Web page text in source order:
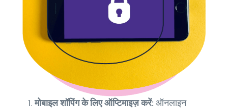
मोबाइल शॉपिंग के लिए ऑप्टिमाइज़ करें: ऑनलाइन